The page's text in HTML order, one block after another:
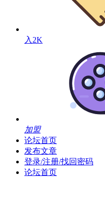
入2K
加盟
论坛首页
发布文章
登录/注册/找回密码
论坛首页